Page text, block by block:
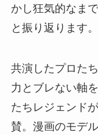
かし狂気的なま
と振り返ります。
共演したプロた
力とブレない軸
たちレジェンド
賛。漫画のモデ